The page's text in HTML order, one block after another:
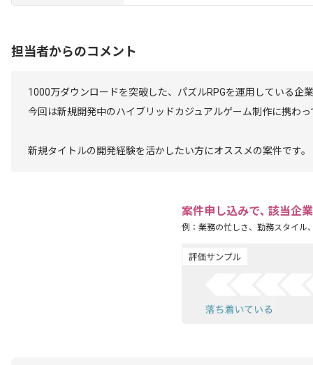
担当者からのコメント
1000万ダウンロードを突破した、パズルRPGを運用している企
今回は新規開発中のハイブリッドカジュアルゲーム制作に携わ
新規タイトルの開発経験を活かしたい方にオススメの案件です。
案件申し込みで､ 該当企
例：業務の忙しさ、勤務スタイル